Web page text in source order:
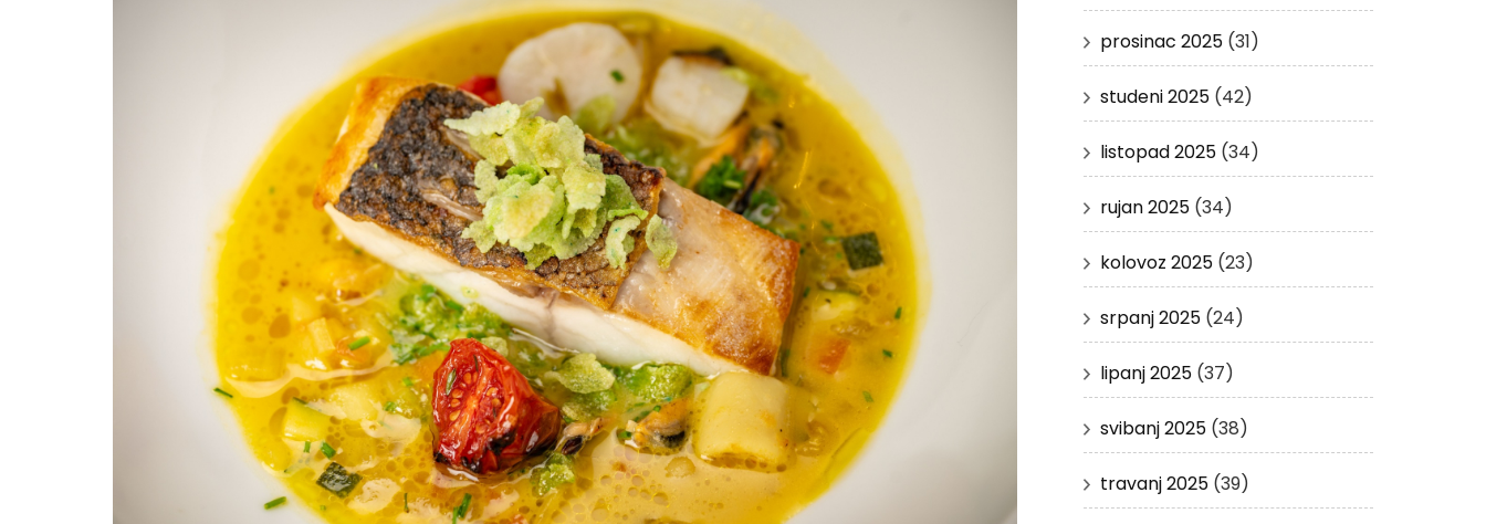
prosinac 2025(31)
studeni 2025(42)
listopad 2025(34)
rujan 2025(34)
kolovoz 2025(23)
srpanj 2025(24)
lipanj 2025(37)
svibanj 2025(38)
travanj 2025(39)